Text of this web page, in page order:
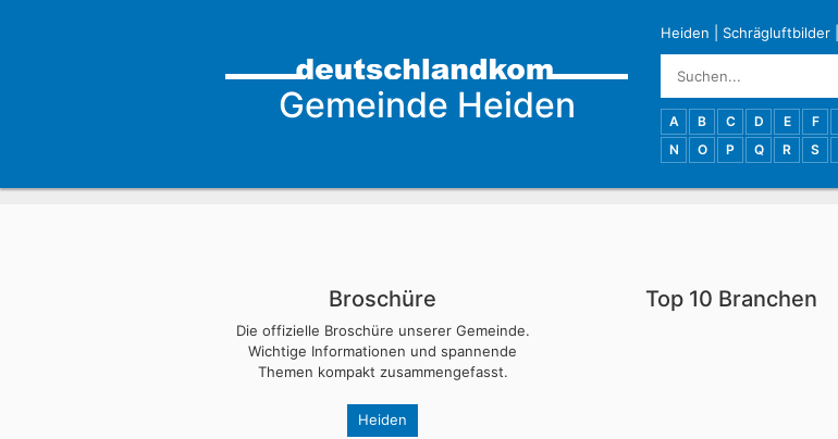
Gemeinde Heiden
Heiden Schrägluftbilder
A B C D E F
N
O P Q R S
Broschüre
Die offizielle Broschüre unserer Gemeinde.
Wichtige Informationen und spannende
Themen kompakt zusammengefasst.
Heiden
Top 10 Branchen